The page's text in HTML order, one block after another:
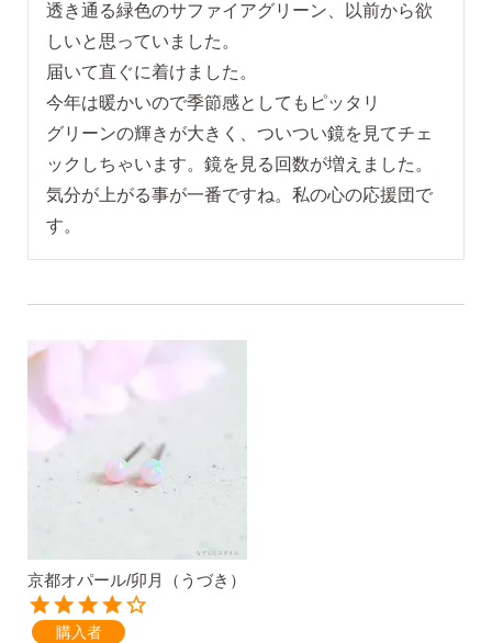
透き通る緑色のサファイアグリーン、以前から欲
しいと思っていました。
届いて直ぐに着けました。
今年は暖かいので季節感としてもピッタリ
グリーンの輝きが大きく、ついつい鏡を見てチェ
ックしちゃいます。鏡を見る回数が増えました。
気分が上がる事が一番ですね。私の心の応援団で
京都オパール/卯月（うづき）
購入者